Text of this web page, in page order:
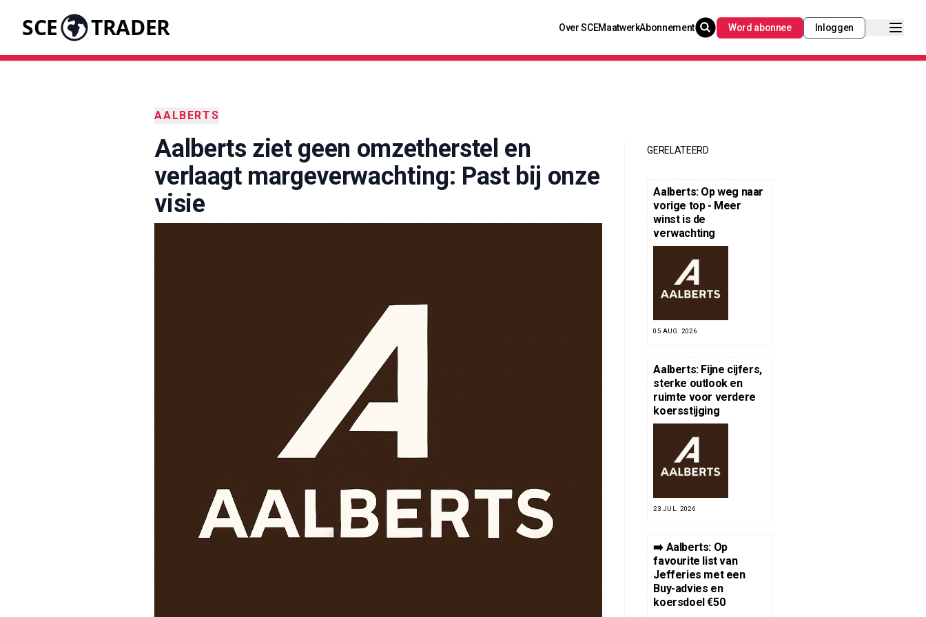
SCE TRADER Over SCEMaatwerkAbonnement Word abonnee Inloggen
AALBERTS
Aalberts ziet geen omzetherstel en
verlaagt margeverwachting: Past bij onze
visie
GERELATEERD
Aalberts: Op weg naar
vorige top - Meer
winst is de
verwachting
05 AUG. 2026
Aalberts: Fijne cijfers,
sterke outlook en
ruimte voor verdere
koersstijging
23 JUL. 2026
➡️ Aalberts: Op
favourite list van
Jefferies met een
Buy-advies en
koersdoel €50